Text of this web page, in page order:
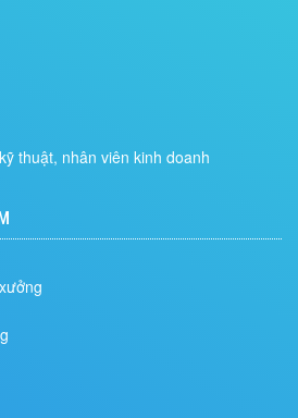
thuật, nhân viên kinh doanh